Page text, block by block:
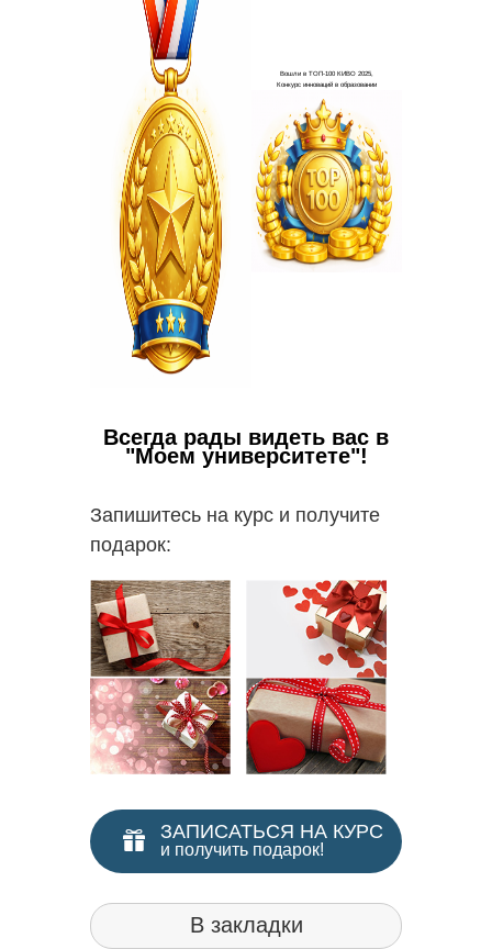
Всегда рады видеть вас в
"Моем университете"!
Запишитесь на курс и получите
подарок:
ЗАПИСАТЬСЯ НА КУРС
и получить подарок!
В закладки